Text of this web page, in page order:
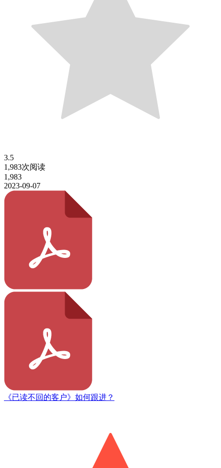
3.5
1,983次阅读
1,983
2023-09-07
《已读不回的客户》如何跟进？